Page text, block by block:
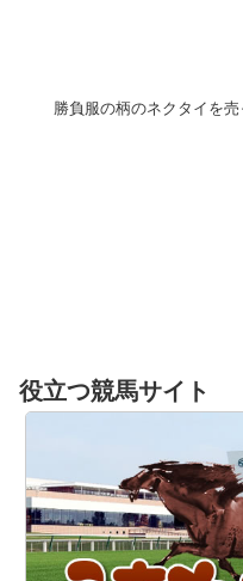
勝負服の柄のネクタイを
役立つ競馬サイト